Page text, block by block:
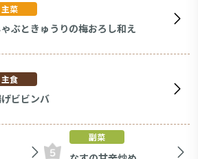
主菜
ぶときゅうりの梅おろし和え
主食
ビビンバ
副菜